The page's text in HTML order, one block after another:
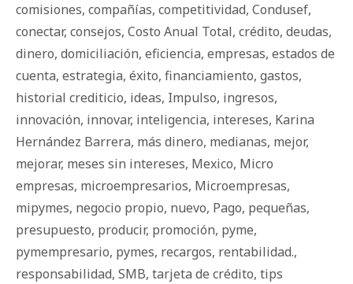
comisiones, compañías, competitividad, Condusef,
conectar, consejos, Costo Anual Total, crédito, deudas,
dinero, domiciliación, eficiencia, empresas, estados de
cuenta, estrategia, éxito, financiamiento, gastos,
historial crediticio, ideas, Impulso, ingresos,
innovación, innovar, inteligencia, intereses, Karina
Hernández Barrera, más dinero, medianas, mejor,
mejorar, meses sin intereses, Mexico, Micro
empresas, microempresarios, Microempresas,
mipymes, negocio propio, nuevo, Pago, pequeñas,
presupuesto, producir, promoción, pyme,
pymempresario, pymes, recargos, rentabilidad.,
responsabilidad, SMB, tarjeta de crédito, tips